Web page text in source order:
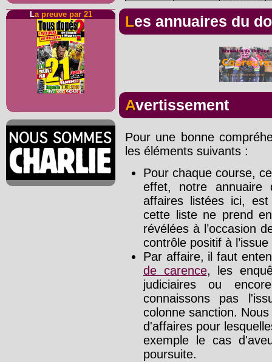
La preuve par 21 Les annuaires du
Avertissement
Pour une bonne
les éléments suivants :
Pour chaque course,
effet, notre annuaire
affaires listées ici,
cette liste ne prend
révélées à l’occasion
contrôle positif à
Par affaire, il faut
de carence, les
judiciaires ou
connaissons pas
colonne sanction.
d'affaires pour
exemple le cas
poursuite.